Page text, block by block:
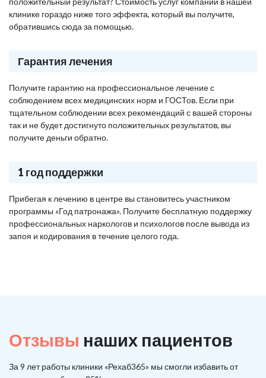
клинике гораздо ниже того эффекта, который вы получите,
обратившись сюда за помощью.
Гарантия лечения
Получите гарантию на профессиональное лечение с
соблюдением всех медицинских норм и ГОСТов. Если при
тщательном соблюдении всех рекомендаций с вашей стороны
так и не будет достигнуто положительных результатов, вы
получите деньги обратно.
1 год поддержки
Прибегая к лечению в центре вы становитесь участником
программы «Год патронажа». Получите бесплатную поддержку
профессиональных наркологов и психологов после вывода из
запоя и кодирования в течение целого года.
Отзывы наших пациентов
За 9 лет работы клиники «Рехаб365» мы смогли избавить от